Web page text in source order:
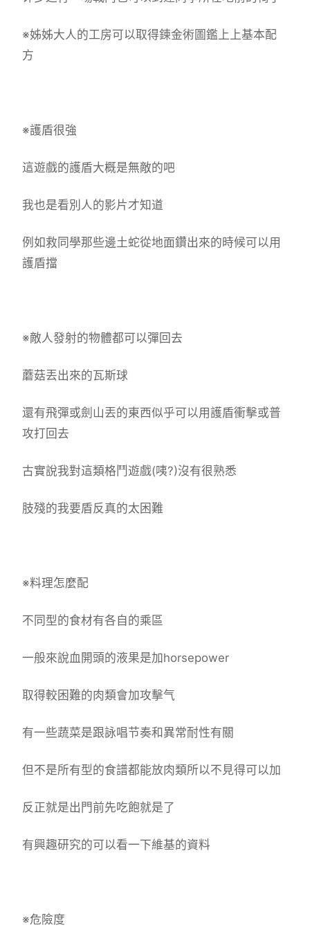
※姊姊大人的工房可以取得鍊金術圖鑑上上基本配
方
※護盾很強
這遊戲的護盾大概是無敵的吧
我也是看別人的影片才知道
例如救同學那些邊土蛇從地面鑽出來的時候可以用
護盾擋
※敵人發射的物體都可以彈回去
蘑菇丟出來的瓦斯球
還有飛彈或劍山丟的東西似乎可以用護盾衝擊或普
攻打回去
古實說我對這類格鬥遊戲(咦?)沒有很熟悉
肢殘的我要盾反真的太困難
※料理怎麼配
不同型的食材有各自的乘區
一般來說血開頭的液果是加horsepower
取得較困難的肉類會加攻擊气
有一些蔬菜是跟詠唱节奏和異常耐性有關
但不是所有型的食譜都能放肉類所以不見得可以加
反正就是出門前先吃飽就是了
有興趣研究的可以看一下維基的資料
※危險度